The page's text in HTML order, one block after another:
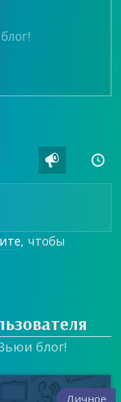
 
, чтобы
блог!
Личное